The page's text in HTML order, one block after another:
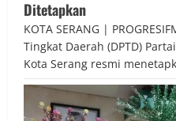
Ditetapkan
KOTA SERANG |
Tingkat Daerah (DPTD)
Kota Serang resmi